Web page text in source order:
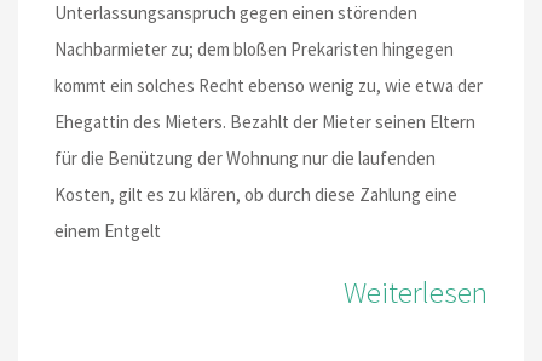
Unterlassungsanspruch gegen einen störenden
Nachbarmieter zu; dem bloßen Prekaristen hingegen
kommt ein solches Recht ebenso wenig zu, wie etwa der
Ehegattin des Mieters. Bezahlt der Mieter seinen Eltern
für die Benützung der Wohnung nur die laufenden
Kosten, gilt es zu klären, ob durch diese Zahlung eine
einem Entgelt
Weiterlesen